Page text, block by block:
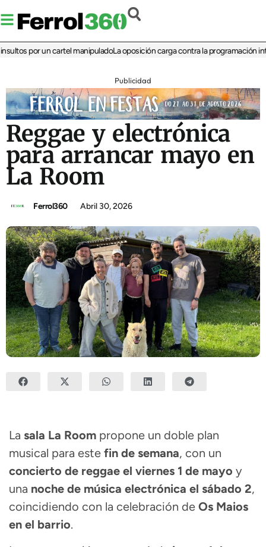
por un cartel manipuladoLa oposición carga contra la programación
Publicidad
Reggae y electrónica
para arrancar mayo en
La Room
Ferrol360 Abril 30, 2026
La sala La Room propone un doble plan
musical para este fin de semana, con un
concierto de reggae el viernes 1 de mayo y
una noche de música electrónica el sábado 2,
coincidiendo con la celebración de Os Maios
en el barrio.